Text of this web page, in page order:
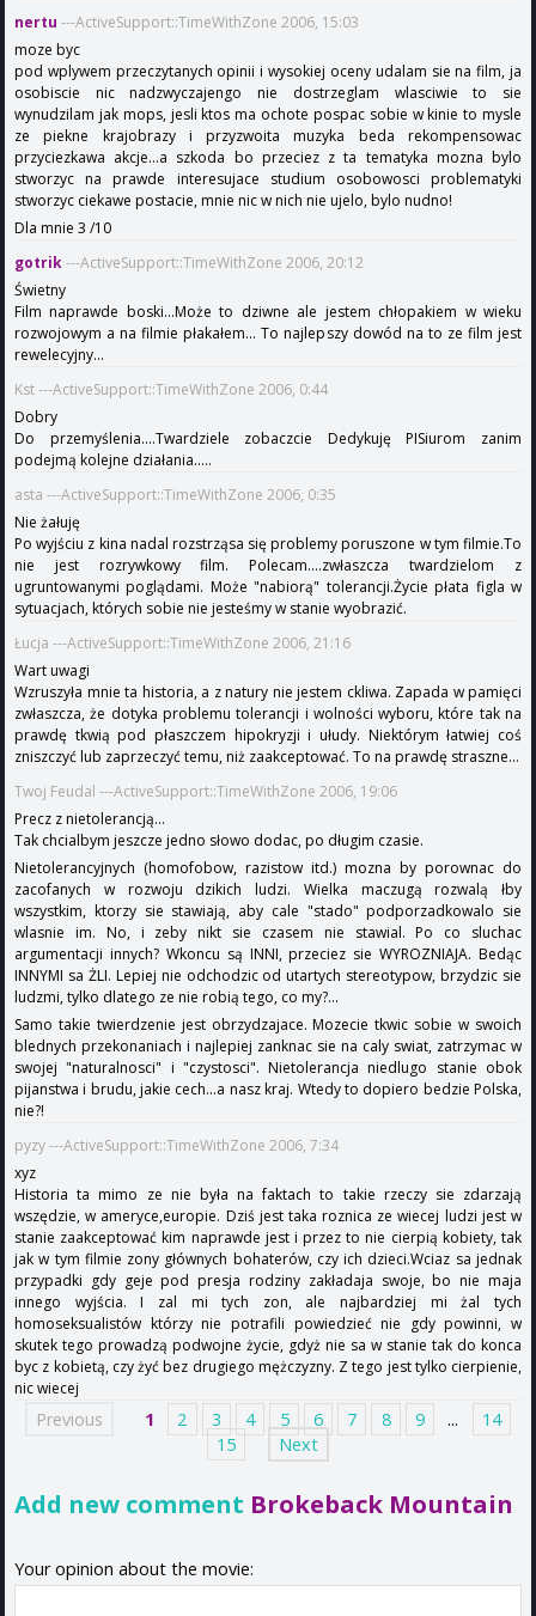
nertu ---ActiveSupport::TimeWithZone 2006, 15:03
moze byc
pod wplywem przeczytanych opinii i wysokiej oceny udalam sie na film, ja
osobiscie nic nadzwyczajengo nie dostrzeglam wlasciwie to sie
wynudzilam jak mops, jesli ktos ma ochote pospac sobie w kinie to mysle
ze piekne krajobrazy i przyzwoita muzyka beda rekompensowac
przyciezkawa akcje...a szkoda bo przeciez z ta tematyka mozna bylo
stworzyc na prawde interesujace studium osobowosci problematyki
stworzyc ciekawe postacie, mnie nic w nich nie ujelo, bylo nudno!
Dla mnie 3 /10
gotrik---ActiveSupport::TimeWithZone 2006, 20:12
Świetny
Film naprawde boski...Może to dziwne ale jestem chłopakiem w wieku
rozwojowym a na filmie płakałem... To najlepszy dowód na to ze film jest
rewelecyjny...
Kst ---ActiveSupport::TimeWithZone 2006, 0:44
Dobry
Do przemyślenia....Twardziele zobaczcie Dedykuję PISiurom zanim
podejmą kolejne działania.....
asta ---ActiveSupport::TimeWithZone 2006, 0:35
Nie żałuję
Po wyjściu z kina nadal rozstrząsa się problemy poruszone w tym filmie.To
nie jest rozrywkowy film. Polecam....zwłaszcza twardzielom z
ugruntowanymi poglądami. Może "nabiorą" tolerancji.Życie płata figla w
sytuacjach, których sobie nie jesteśmy w stanie wyobrazić.
Łucja ---ActiveSupport::TimeWithZone 2006, 21:16
Wart uwagi
Wzruszyła mnie ta historia, a z natury nie jestem ckliwa. Zapada w pamięci
zwłaszcza, że dotyka problemu tolerancji i wolności wyboru, które tak na
prawdę tkwią pod płaszczem hipokryzji i ułudy. Niektórym łatwiej coś
zniszczyć lub zaprzeczyć temu, niż zaakceptować. To na prawdę straszne...
Twoj Feudal ---ActiveSupport::TimeWithZone 2006, 19:06
Precz z nietolerancją...
Tak chcialbym jeszcze jedno słowo dodac, po długim czasie.
Nietolerancyjnych (homofobow, razistow itd.) mozna by porownac do
zacofanych w rozwoju dzikich ludzi. Wielka maczugą rozwalą łby
wszystkim, ktorzy sie stawiają, aby cale "stado" podporzadkowalo sie
wlasnie im. No, i zeby nikt sie czasem nie stawial. Po co sluchac
argumentacji innych? Wkoncu są INNI, przeciez sie WYROZNIAJA. Bedąc
INNYMI sa ŻLI. Lepiej nie odchodzic od utartych stereotypow, brzydzic sie
ludzmi, tylko dlatego ze nie robią tego, co my?...
Samo takie twierdzenie jest obrzydzajace. Mozecie tkwic sobie w swoich
blednych przekonaniach i najlepiej zanknac sie na caly swiat, zatrzymac w
swojej "naturalnosci" i "czystosci". Nietolerancja niedlugo stanie obok
pijanstwa i brudu, jakie cech...a nasz kraj. Wtedy to dopiero bedzie Polska,
nie?!
pyzy ---ActiveSupport::TimeWithZone 2006, 7:34
xyz
Historia ta mimo ze nie była na faktach to takie rzeczy sie zdarzają
wszędzie, w ameryce,europie. Dziś jest taka roznica ze wiecej ludzi jest w
stanie zaakceptować kim naprawde jest i przez to nie cierpią kobiety, tak
jak w tym filmie zony głównych bohaterów, czy ich dzieci.Wciaz sa jednak
przypadki gdy geje pod presja rodziny zakładaja swoje, bo nie maja
innego wyjścia. I zal mi tych zon, ale najbardziej mi żal tych
homoseksualistów którzy nie potrafili powiedzieć nie gdy powinni, w
skutek tego prowadzą podwojne życie, gdyż nie sa w stanie tak do konca
byc z kobietą, czy żyć bez drugiego mężczyzny. Z tego jest tylko cierpienie,
nic wiecej
Previous 1 2 3 4 5 6 7 8 9 ...
14
15
Next
Add new comment Brokeback Mountain
Your opinion about the movie: